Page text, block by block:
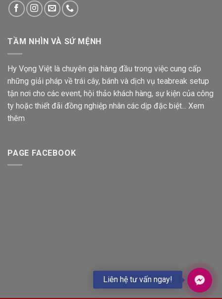
TẦM NHÌN VÀ SỨ MỆNH
Hy Vọng Việt là chuyên gia hàng đầu trong việc cung cấp
những giải pháp về trái cây, bánh và dịch vụ teabreak setup
tận nơi cho các event, hội thảo khách hàng, sự kiện của công
ty hoặc thiết đãi đồng nghiệp nhân các dịp đặc biệt... Xem
thêm
PAGE FACEBOOK
Liên hệ tư vấn ngay!